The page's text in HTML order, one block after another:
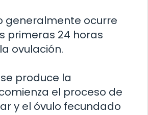
generalmente ocurre
primeras 24 horas
ovulación.
produce la
el proceso de
y el óvulo fecundado